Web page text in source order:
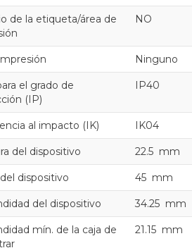
de la etiqueta/área de
NO
Ninguno
el grado de
(IP)
IP40
al impacto (IK) IK04
del dispositivo 22.5 mm
dispositivo 45 mm
del dispositivo 34.25 mm
mín. de la caja de
21.15 mm